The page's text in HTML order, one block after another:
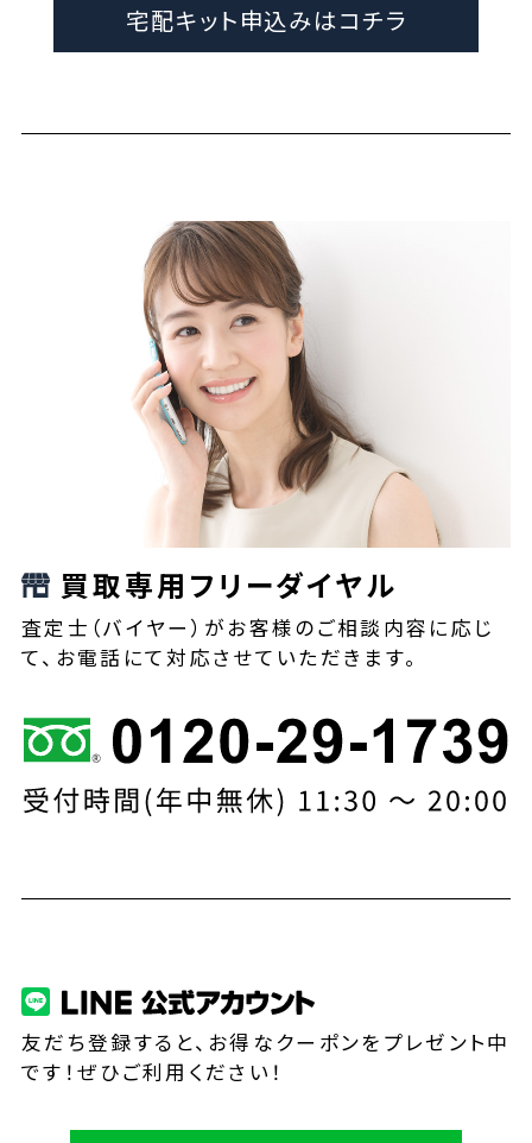
宅配キット申込みはコチラ
買取専用フリーダイヤル
査定士（バイヤー）がお客様のご相談内容に応じ
て、お電話にて対応させていただきます。
友だち登録すると、お得なクーポンをプレゼント中
です！ぜひご利用ください！